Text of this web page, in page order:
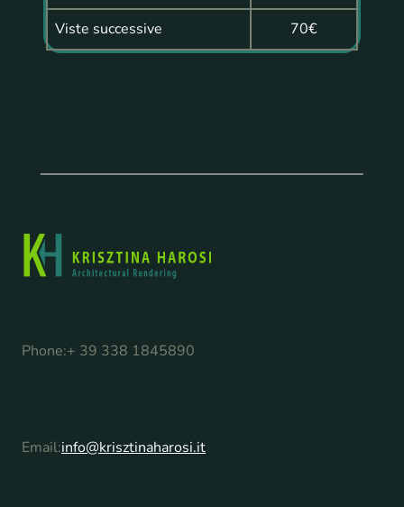
Viste successive 70€
Phone:+ 39 338 1845890
Email:info@krisztinaharosi.it